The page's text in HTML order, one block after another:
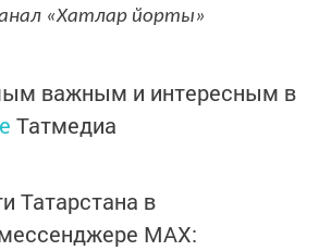
«Хатлар йорты»
важным и интересным в
Татмедиа
Татарстана в
MАХ: